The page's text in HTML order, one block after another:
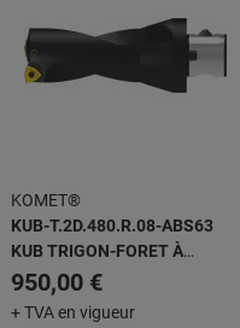
KOMET®
KUB-T.2D.480.R.08-ABS63
KUB TRIGON-FORET À
PLAQUETTES AMOVIBLES
950,00 €
+ TVA en vigueur